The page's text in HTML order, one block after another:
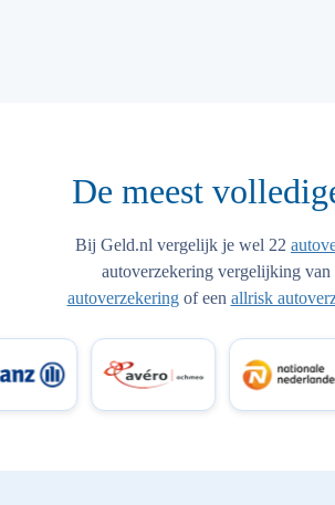
De meest
Bij Geld.nl vergelijk je wel 22
autoverzekering vergelijking
autoverzekeringof een allrisk